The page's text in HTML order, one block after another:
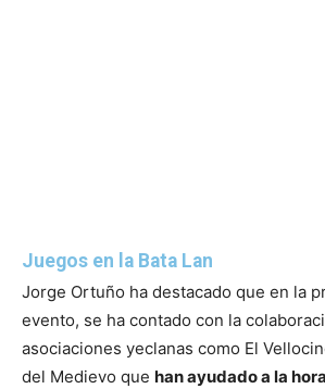
Juegos en la Bata Lan
Jorge Ortuño ha destacado que en la
evento, se ha contado con la
asociaciones yeclanas como El
del Medievo que han ayudado a la